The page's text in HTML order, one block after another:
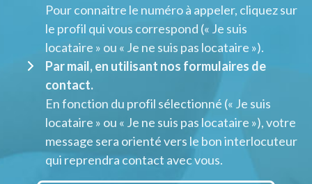
Pour connaitre le numéro à appeler, cliquez sur
le profil qui vous correspond (« Je suis
locataire » ou « Je ne suis pas locataire »).
Par mail, en utilisant nos formulaires de
contact.
En fonction du profil sélectionné (« Je suis
locataire » ou « Je ne suis pas locataire »), votre
message sera orienté vers le bon interlocuteur
qui reprendra contact avec vous.